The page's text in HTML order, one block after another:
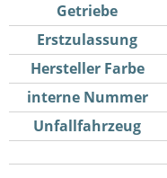
Getriebe
Erstzulassung
Hersteller Farbe
interne Nummer
Unfallfahrzeug